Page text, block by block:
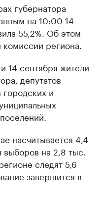
губернатора
на 10:00 14
55,2%. Об этом
региона.
14 сентября жители
депутатов
городских и
насчитывается 4,4
на 2,8 тыс.
следят 5,6
завершится в